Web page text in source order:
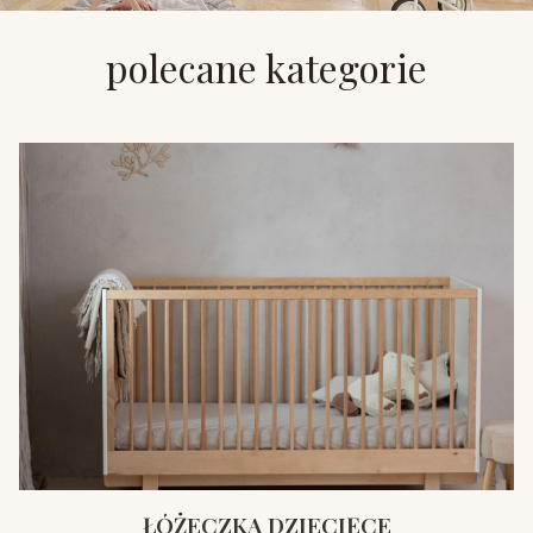
polecane kategorie
ŁÓŻECZKA DZIECIĘCE